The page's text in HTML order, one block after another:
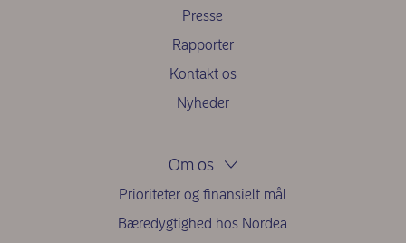
Presse
Rapporter
Kontakt os
Nyheder
Om os
Prioriteter og finansielt mål
Bæredygtighed hos Nordea